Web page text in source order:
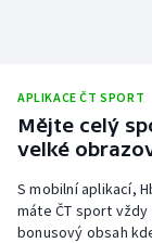
APLIKACE ČT SPORT
Mějte celý
velké
S mobilní aplikací,
máte ČT sport
bonusový obsah